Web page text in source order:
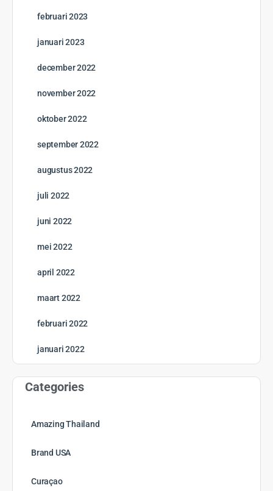
februari 2023
januari 2023
december 2022
november 2022
oktober 2022
september 2022
augustus 2022
juli 2022
juni 2022
mei 2022
april 2022
maart 2022
februari 2022
januari 2022
Categories
Amazing Thailand
Brand USA
Curaçao